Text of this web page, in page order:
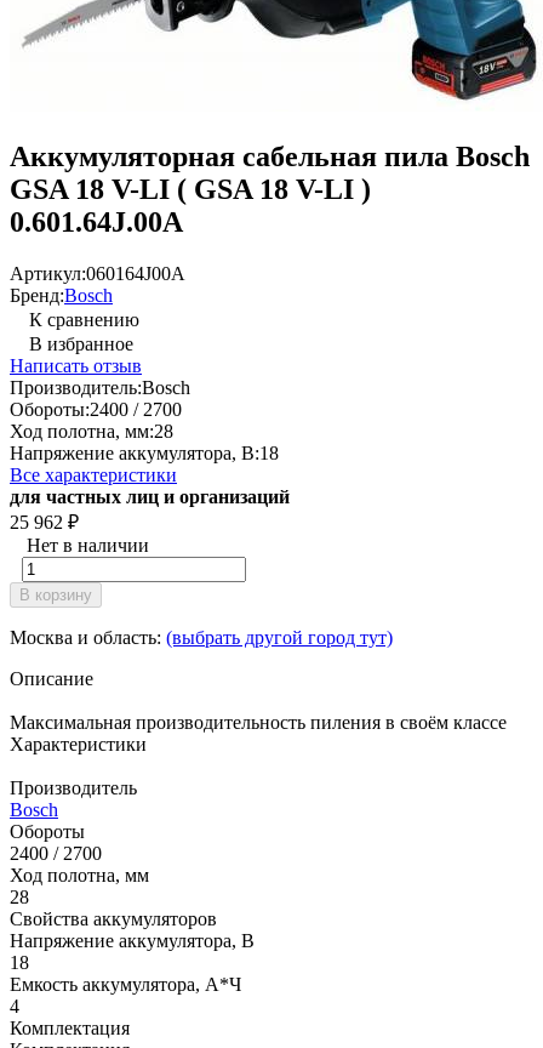
Аккумуляторная сабельная пила Bosch
GSA 18 V-LI ( GSA 18 V-LI )
0.601.64J.00A
Артикул:060164J00A
Бренд:Bosch
К сравнению
В избранное
Написать отзыв
Производитель:Bosch
Обороты:2400 / 2700
Ход полотна, мм:28
Напряжение аккумулятора, В:18
Все характеристики
для частных лиц и организаций
25 962 ₽
Нет в наличии
В корзину
Москва и область: (выбрать другой город тут)
Описание
Максимальная производительность пиления в своём классе
Характеристики
Производитель
Bosch
Обороты
2400 / 2700
Ход полотна, мм
28
Свойства аккумуляторов
Напряжение аккумулятора, В
18
Емкость аккумулятора, А*Ч
4
Комплектация